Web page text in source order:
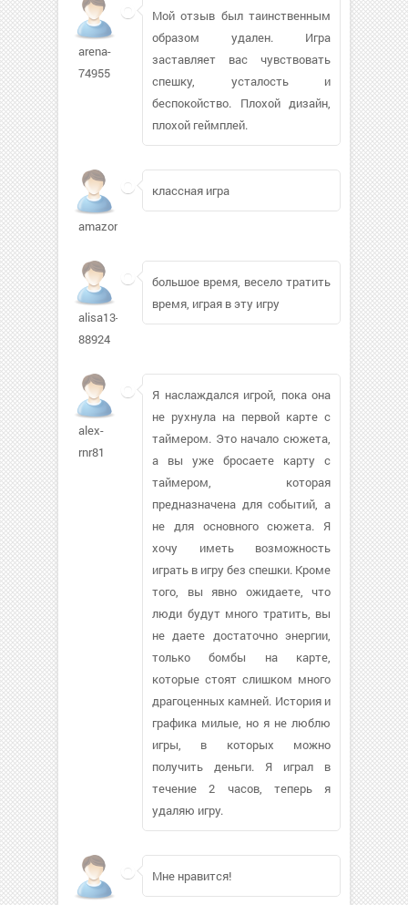
arena-
74955
Мой отзыв был таинственным
образом удален. Игра
заставляет вас чувствовать
спешку, усталость и
беспокойство. Плохой дизайн,
плохой геймплей.
amazonesq
классная игра
alisa13-
88924
большое время, весело тратить
время, играя в эту игру
alex-
rnr81
Я наслаждался игрой, пока она
не рухнула на первой карте с
таймером. Это начало сюжета,
а вы уже бросаете карту с
таймером, которая
предназначена для событий, а
не для основного сюжета. Я
хочу иметь возможность
играть в игру без спешки. Кроме
того, вы явно ожидаете, что
люди будут много тратить, вы
не даете достаточно энергии,
только бомбы на карте,
которые стоят слишком много
драгоценных камней. История и
графика милые, но я не люблю
игры, в которых можно
получить деньги. Я играл в
течение 2 часов, теперь я
удаляю игру.
Мне нравится!